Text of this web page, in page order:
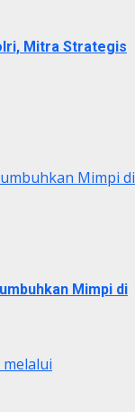
Mitra Strategis
Mimpi di
Mimpi di